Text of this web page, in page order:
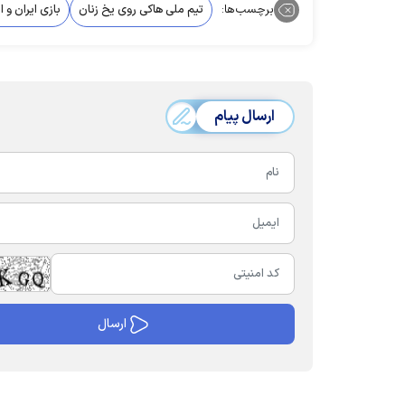
برچسب‌ها: تیم ملی هاکی روی یخ زنان بازی ایران و
ارسال پیام